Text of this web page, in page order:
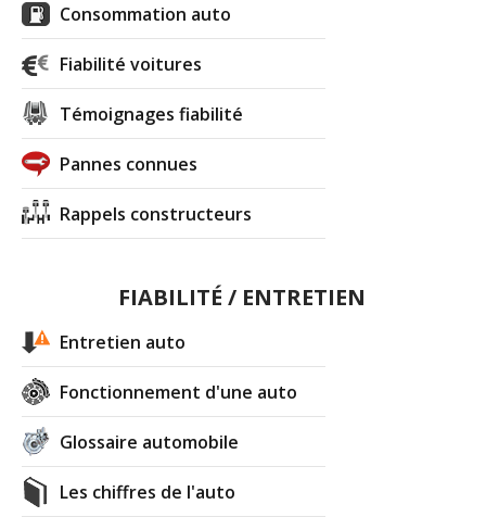
Consommation auto
Fiabilité voitures
Témoignages fiabilité
Pannes connues
Rappels constructeurs
FIABILITÉ / ENTRETIEN
Entretien auto
Fonctionnement d'une auto
Glossaire automobile
Les chiffres de l'auto